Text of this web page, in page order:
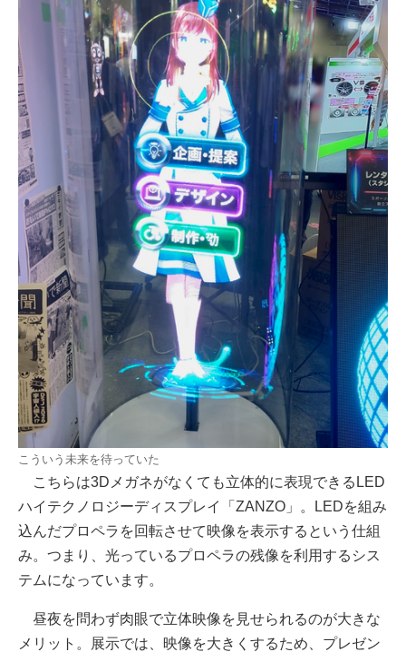
こういう未来を待っていた
こちらは3Dメガネがなくても立体的に表現できるLED
ハイテクノロジーディスプレイ「ZANZO」。LEDを組み
込んだプロペラを回転させて映像を表示するという仕組
み。つまり、光っているプロペラの残像を利用するシス
テムになっています。
昼夜を問わず肉眼で立体映像を見せられるのが大きな
メリット。展示では、映像を大きくするため、プレゼン